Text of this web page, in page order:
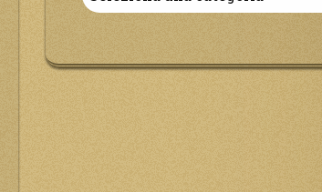
Messaggi